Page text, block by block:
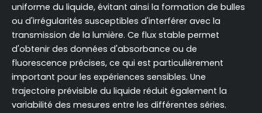
uniforme du liquide, évitant ainsi la formation de bulles
ou d'irrégularités susceptibles d'interférer avec la
transmission de la lumière. Ce flux stable permet
d'obtenir des données d'absorbance ou de
fluorescence précises, ce qui est particulièrement
important pour les expériences sensibles. Une
trajectoire prévisible du liquide réduit également la
variabilité des mesures entre les différentes séries.